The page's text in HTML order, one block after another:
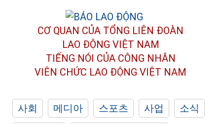
CƠ QUAN CỦA TỔNG LIÊN ĐOÀN
LAO ĐỘNG VIỆT NAM
TIẾNG NÓI CỦA CÔNG NHÂN
VIÊN CHỨC LAO ĐỘNG VIỆT NAM
사회 메디아 스포츠 사업
소식